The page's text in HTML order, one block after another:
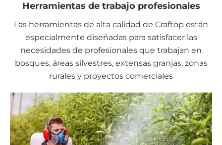
Herramientas de trabajo profesionales
Las herramientas de alta calidad de Craftop están
especialmente diseñadas para satisfacer las
necesidades de profesionales que trabajan en
bosques, áreas silvestres, extensas granjas, zonas
rurales y proyectos comerciales